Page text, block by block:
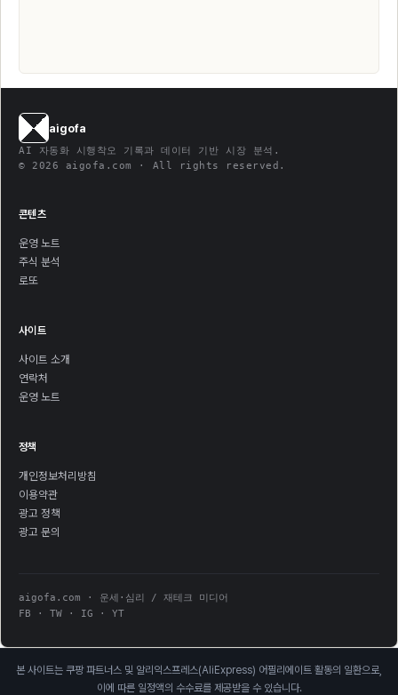
aigofa
AI 자동화 시행착오 기록과 데이터 기반 시장 분석.
© 2026 aigofa.com · All rights reserved.
콘텐츠
운영 노트
주식 분석
로또
사이트
사이트 소개
연락처
운영 노트
정책
개인정보처리방침
이용약관
광고 정책
광고 문의
aigofa.com · 운세·심리 / 재테크 미디어
FB · TW · IG · YT
본 사이트는 쿠팡 파트너스 및 알리익스프레스(AliExpress) 어필리에이트 활동의 일환으로,
이에 따른 일정액의 수수료를 제공받을 수 있습니다.